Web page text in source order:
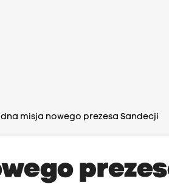
misja nowego prezesa Sandecji